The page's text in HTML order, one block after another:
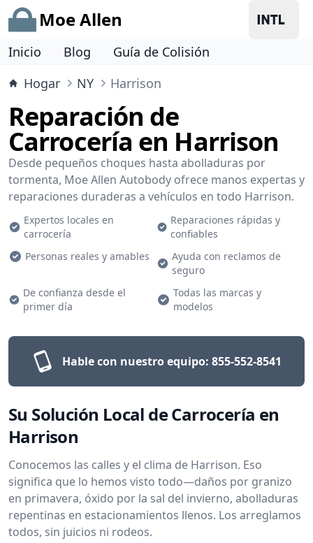
Moe Allen
Inicio Blog
Guía de Colisión
Hogar
NY Harrison
Reparación de
Carrocería en Harrison
Desde pequeños choques hasta abolladuras por
tormenta, Moe Allen Autobody ofrece manos expertas y
reparaciones duraderas a vehículos en todo Harrison.
Expertos locales en
carrocería
Reparaciones rápidas y
confiables
Personas reales y amables
Ayuda con reclamos de
seguro
De confianza desde el
primer día
Todas las marcas y
modelos
Hable con nuestro equipo: 855-552-8541
Su Solución Local de Carrocería en
Harrison
Conocemos las calles y el clima de Harrison. Eso
significa que lo hemos visto todo—daños por granizo
en primavera, óxido por la sal del invierno, abolladuras
repentinas en estacionamientos llenos. Los arreglamos
todos, sin juicios ni rodeos.